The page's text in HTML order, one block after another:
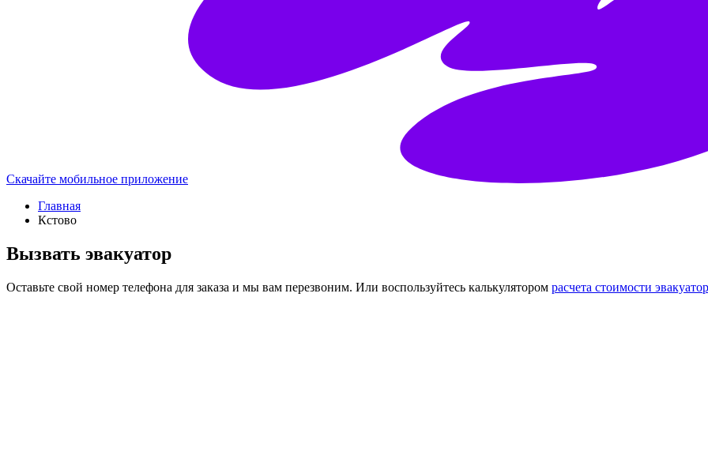
Скачайте мобильное приложение
Главная
Кстово
Вызвать эвакуатор
Оставьте свой номер телефона для заказа и мы вам перезвоним. Или воспользуйтесь калькулятором расчета стоимости